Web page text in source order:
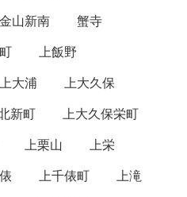
金山新南
蟹寺
上飯野
上大浦
上大久保
新町
上大久保栄町
上栗山
上栄
上千俵町
上滝